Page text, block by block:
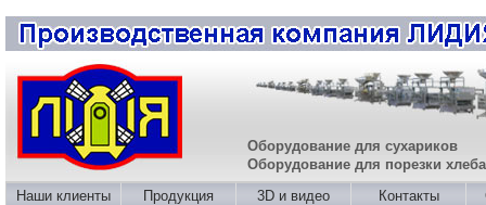
Оборудование для сухариков
Оборудование для порезки хлеба
Наши клиенты
Продукция 3D и видео Контакты